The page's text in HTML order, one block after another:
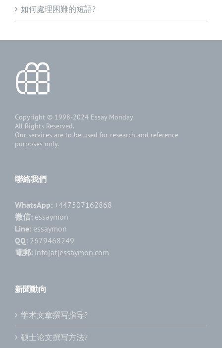
如何處理困難的短語?
Copyright © 1998-2024 Essay Monday
All Rights Reserved.
Our services are to be used for research and reference
purposes only.
聯絡我們
WhatsApp: +447507162868
微信: essaymon
Line: essaymon
QQ: 2679468249
電郵: info[at]essaymon.com
新聞動向
学术文章撰写指导?
硕士论文撰写方法?